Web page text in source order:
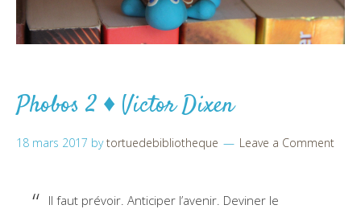
Phobos 2 ♦ Victor Dixen
18 mars 2017 bytortuedebibliotheque Leave a Comment
Il faut prévoir. Anticiper l’avenir. Deviner le